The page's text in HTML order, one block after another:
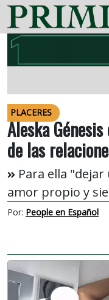
PLACERES
Aleska
de las
Para ella
amor propio y
Por: People en Español